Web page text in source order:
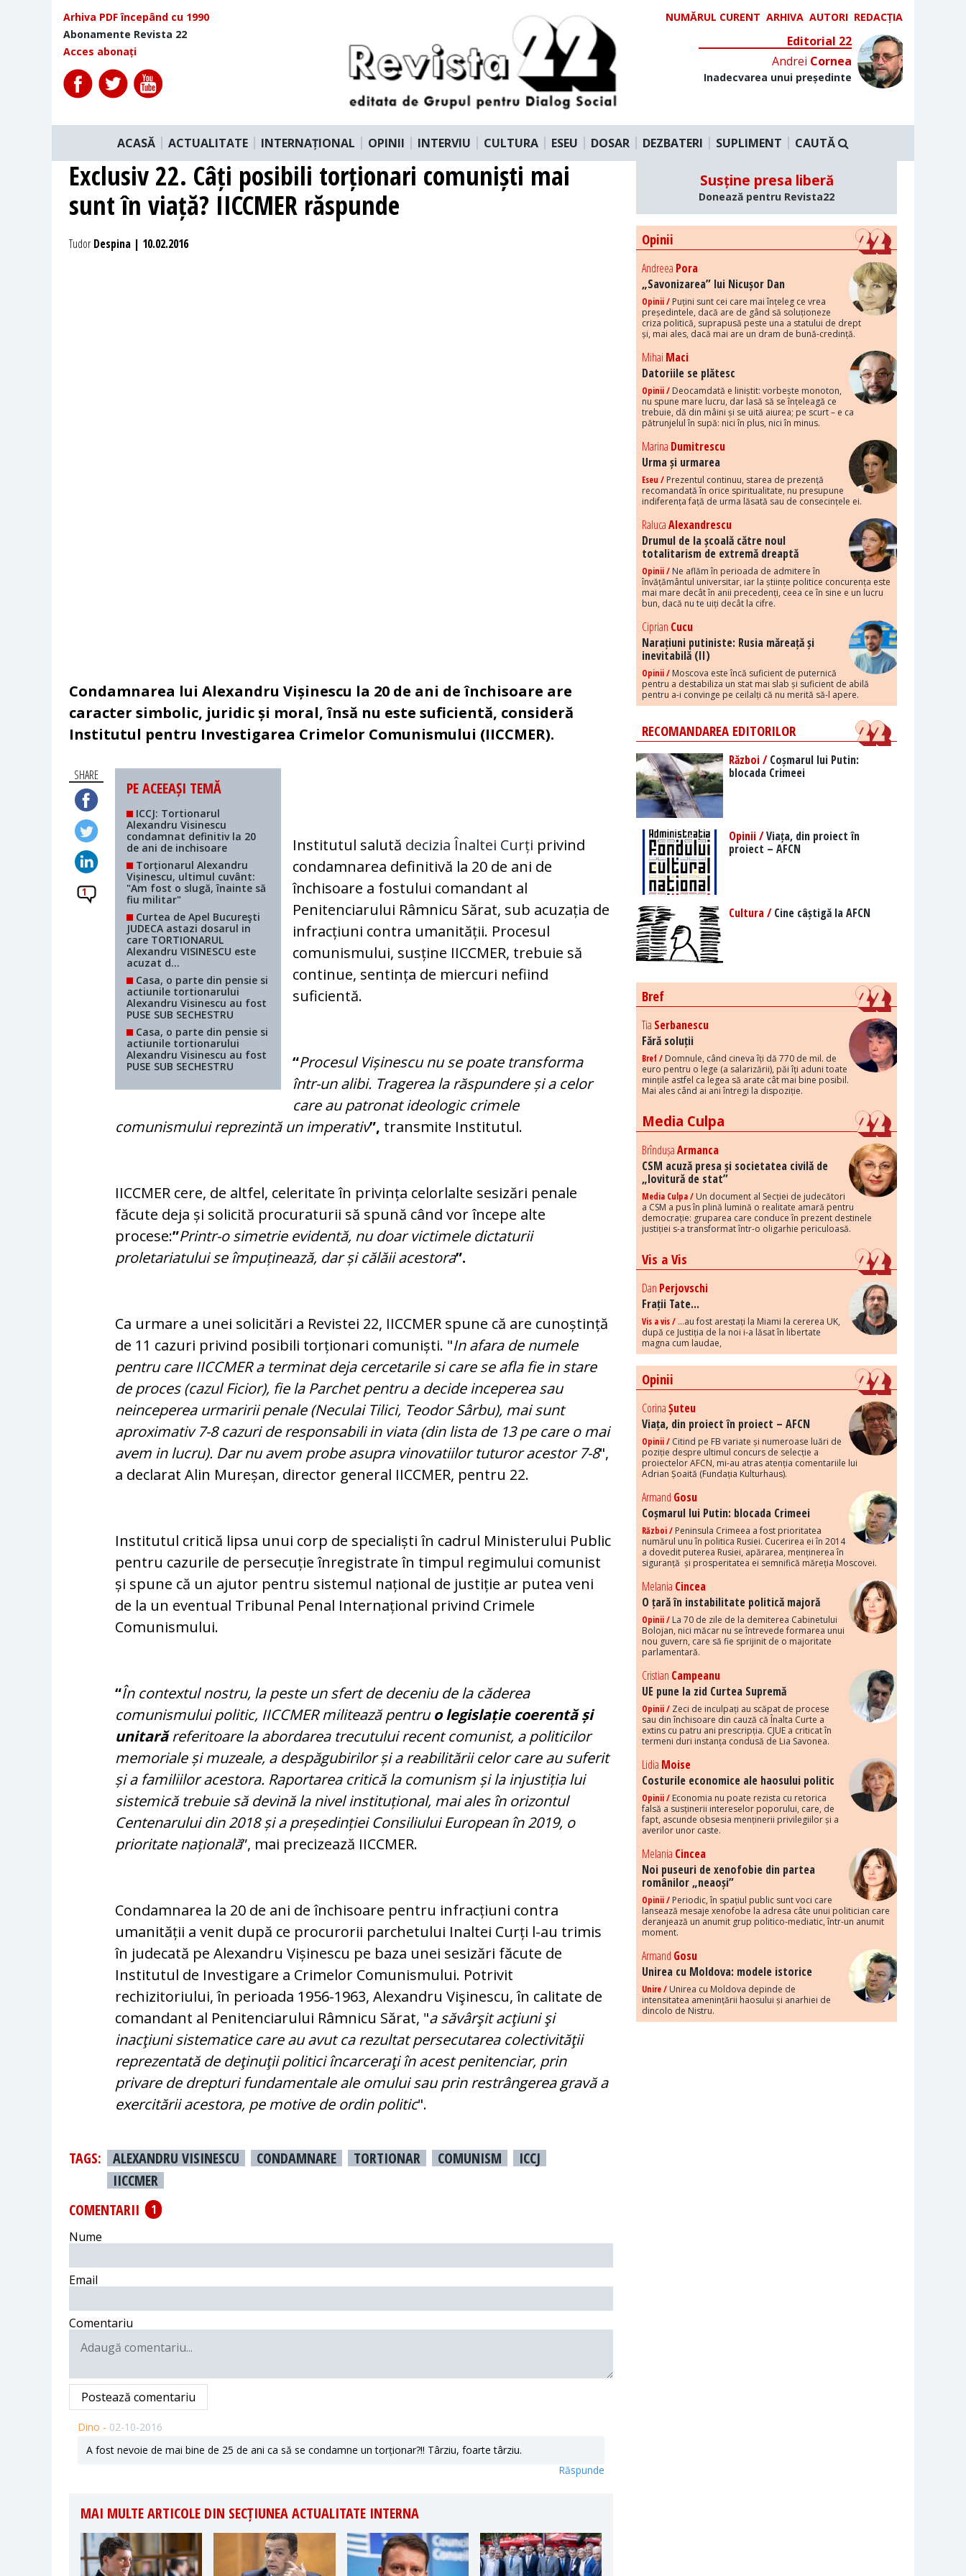
Arhiva PDF începând cu 1990
Abonamente Revista 22
Acces abonați
NUMĂRUL CURENT ARHIVA AUTORI REDACȚIA
Editorial 22
Andrei Cornea
Inadecvarea unui președinte
ACASĂ ACTUALITATE INTERNAȚIONAL OPINII INTERVIU CULTURA ESEU DOSAR DEZBATERI SUPLIMENT CAUTĂ
Exclusiv 22. Câți posibili torționari comuniști mai
sunt în viață? IICCMER răspunde
TudorDespina | 10.02.2016
Condamnarea lui Alexandru Vișinescu la 20 de ani de închisoare are
caracter simbolic, juridic și moral, însă nu este suficientă, consideră
Institutul pentru Investigarea Crimelor Comunismului (IICCMER).
SHARE
1
PE ACEEAȘI TEMĂ
ICCJ: Tortionarul
Alexandru Visinescu
condamnat definitiv la 20
de ani de inchisoare
Torționarul Alexandru
Vișinescu, ultimul cuvânt:
"Am fost o slugă, înainte să
fiu militar"
Curtea de Apel Bucureşti
JUDECA astazi dosarul in
care TORTIONARUL
Alexandru VISINESCU este
acuzat d...
Casa, o parte din pensie si
actiunile tortionarului
Alexandru Visinescu au fost
PUSE SUB SECHESTRU
Casa, o parte din pensie si
actiunile tortionarului
Alexandru Visinescu au fost
PUSE SUB SECHESTRU
Institutul salută decizia Înaltei Curți privind
condamnarea definitivă la 20 de ani de
închisoare a fostului comandant al
Penitenciarului Râmnicu Sărat, sub acuzația de
infracțiuni contra umanității. Procesul
comunismului, susține IICCMER, trebuie să
continue, sentința de miercuri nefiind
suficientă.
“Procesul Vișinescu nu se poate transforma
într-un alibi. Tragerea la răspundere și a celor
care au patronat ideologic crimele
comunismului reprezintă un imperativ”, transmite Institutul.
IICCMER cere, de altfel, celeritate în privința celorlalte sesizări penale
făcute deja și solicită procuraturii să spună când vor începe alte
procese:”Printr-o simetrie evidentă, nu doar victimele dictaturii
proletariatului se împuținează, dar și călăii acestora”.
Ca urmare a unei solicitări a Revistei 22, IICCMER spune că are cunoștință
de 11 cazuri privind posibili torționari comuniști. "In afara de numele
pentru care IICCMER a terminat deja cercetarile si care se afla fie in stare
de proces (cazul Ficior), fie la Parchet pentru a decide inceperea sau
neinceperea urmaririi penale (Neculai Tilici, Teodor Sârbu), mai sunt
aproximativ 7-8 cazuri de responsabili in viata (din lista de 13 pe care o mai
avem in lucru). Dar nu avem probe asupra vinovatiilor tuturor acestor 7-8",
a declarat Alin Mureșan, director general IICCMER, pentru 22.
Institutul critică lipsa unui corp de specialiști în cadrul Ministerului Public
pentru cazurile de persecuție înregistrate în timpul regimului comunist
și spune că un ajutor pentru sistemul național de justiție ar putea veni
de la un eventual Tribunal Penal Internațional privind Crimele
Comunismului.
“În contextul nostru, la peste un sfert de deceniu de la căderea
comunismului politic, IICCMER militează pentru olegislație coerentă și
unitarăreferitoare la abordarea trecutului recent comunist, a politicilor
memoriale și muzeale, a despăgubirilor și a reabilitării celor care au suferit
și a familiilor acestora. Raportarea critică la comunism și la injustiția lui
sistemică trebuie să devină la nivel instituțional, mai ales în orizontul
Centenarului din 2018 și a președinției Consiliului European în 2019, o
prioritate națională”, mai precizează IICCMER.
Condamnarea la 20 de ani de închisoare pentru infracțiuni contra
umanității a venit după ce procurorii parchetului Inaltei Curți l-au trimis
în judecată pe Alexandru Vișinescu pe baza unei sesizări făcute de
Institutul de Investigare a Crimelor Comunismului. Potrivit
rechizitoriului, în perioada 1956-1963, Alexandru Vişinescu, în calitate de
comandant al Penitenciarului Râmnicu Sărat, "a săvârşit acţiuni şi
inacţiuni sistematice care au avut ca rezultat persecutarea colectivităţii
reprezentată de deţinuţii politici încarceraţi în acest penitenciar, prin
privare de drepturi fundamentale ale omului sau prin restrângerea gravă a
exercitării acestora, pe motive de ordin politic".
TAGS: ALEXANDRU VISINESCU CONDAMNARE TORTIONAR COMUNISM
ICCJ
IICCMER
COMENTARII
1
Nume
Email
Comentariu
Postează comentariu
Dino - 02-10-2016
A fost nevoie de mai bine de 25 de ani ca să se condamne un torționar?!! Târziu, foarte târziu.
Răspunde
MAI MULTE ARTICOLE DIN SECȚIUNEA ACTUALITATE INTERNA
Susține presa liberă
Donează pentru Revista22
Opinii
Andreea Pora
„Savonizarea” lui Nicușor Dan
Opinii / Puțini sunt cei care mai înțeleg ce vrea
președintele, dacă are de gând să soluționeze
criza politică, suprapusă peste una a statului de drept
și, mai ales, dacă mai are un dram de bună-credință.
Mihai Maci
Datoriile se plătesc
Opinii / Deocamdată e liniștit: vorbește monoton,
nu spune mare lucru, dar lasă să se înțeleagă ce
trebuie, dă din mâini și se uită aiurea; pe scurt – e ca
pătrunjelul în supă: nici în plus, nici în minus.
Marina Dumitrescu
Urma și urmarea
Eseu / Prezentul continuu, starea de prezență
recomandată în orice spiritualitate, nu presupune
indiferența față de urma lăsată sau de consecințele ei.
RalucaAlexandrescu
Drumul de la școală către noul
totalitarism de extremă dreaptă
Opinii / Ne aflăm în perioada de admitere în
învățământul universitar, iar la științe politice concurența este
mai mare decât în anii precedenți, ceea ce în sine e un lucru
bun, dacă nu te uiți decât la cifre.
Ciprian Cucu
Narațiuni putiniste: Rusia măreață și
inevitabilă (II)
Opinii / Moscova este încă suficient de puternică
pentru a destabiliza un stat mai slab și suficient de abilă
pentru a-i convinge pe ceilalți că nu merită să-l apere.
RECOMANDAREA EDITORILOR
Război /Coșmarul lui Putin:
blocada Crimeei
Opinii /Viața, din proiect în
proiect – AFCN
Cultura /Cine câștigă la AFCN
Bref
Tia Serbanescu
Fără soluții
Bref / Domnule, când cineva îți dă 770 de mil. de
euro pentru o lege (a salarizării), păi îți aduni toate
mințile astfel ca legea să arate cât mai bine posibil.
Mai ales când ai ani întregi la dispoziție.
Media Culpa
BrîndușaArmanca
CSM acuză presa și societatea civilă de
„lovitură de stat”
Media Culpa / Un document al Secției de judecători
a CSM a pus în plină lumină o realitate amară pentru
democrație: gruparea care conduce în prezent destinele
justiției s-a transformat într-o oligarhie periculoasă.
Vis a Vis
Dan Perjovschi
Frații Tate...
Vis a vis / ...au fost arestați la Miami la cererea UK,
după ce Justiția de la noi i-a lăsat în libertate
magna cum laudae,
Opinii
CorinaȘuteu
Viața, din proiect în proiect – AFCN
Opinii / Citind pe FB variate și numeroase luări de
poziție despre ultimul concurs de selecție a
proiectelor AFCN, mi-au atras atenția comentariile lui
Adrian Șoaită (Fundația Kulturhaus).
Armand Gosu
Coșmarul lui Putin: blocada Crimeei
Război / Peninsula Crimeea a fost prioritatea
numărul unu în politica Rusiei. Cucerirea ei în 2014
a dovedit puterea Rusiei, apărarea, menținerea în
siguranță și prosperitatea ei semnifică măreția Moscovei.
Melania Cincea
O țară în instabilitate politică majoră
Opinii / La 70 de zile de la demiterea Cabinetului
Bolojan, nici măcar nu se întrevede formarea unui
nou guvern, care să fie sprijinit de o majoritate
parlamentară.
Cristian Campeanu
UE pune la zid Curtea Supremă
Opinii / Zeci de inculpați au scăpat de procese
sau din închisoare din cauză că Înalta Curte a
extins cu patru ani prescripția. CJUE a criticat în
termeni duri instanța condusă de Lia Savonea.
Lidia Moise
Costurile economice ale haosului politic
Opinii / Economia nu poate rezista cu retorica
falsă a susținerii intereselor poporului, care, de
fapt, ascunde obsesia menținerii privilegiilor și a
averilor unor caste.
Melania Cincea
Noi puseuri de xenofobie din partea
românilor „neaoși”
Opinii / Periodic, în spațiul public sunt voci care
lansează mesaje xenofobe la adresa câte unui politician care
deranjează un anumit grup politico-mediatic, într-un anumit
moment.
Armand Gosu
Unirea cu Moldova: modele istorice
Unire / Unirea cu Moldova depinde de
intensitatea amenințării haosului și anarhiei de
dincolo de Nistru.